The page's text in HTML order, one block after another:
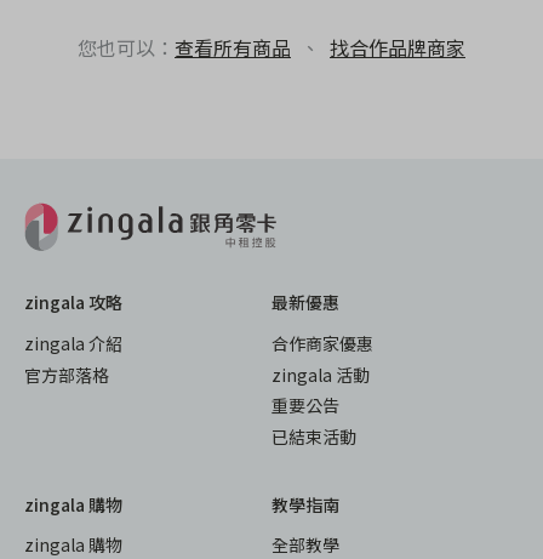
您也可以： 查看所有商品 、 找合作品牌商家
zingala 攻略
zingala 介紹
官方部落格
最新優惠
合作商家優惠
zingala 活動
重要公告
已結束活動
zingala 購物
zingala 購物
教學指南
全部教學